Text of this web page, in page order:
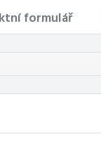
formulář